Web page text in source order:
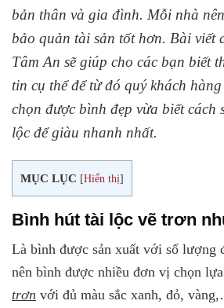
bản thân và gia đình. Mỗi nhà
bảo quản tài sản tốt hơn. Bài viết
Tâm An sẽ giúp cho các bạn biết
tin cụ thể để từ đó quý khách
chọn được bình đẹp vừa biết cách
lộc để giàu nhanh nhất.
MỤC LỤC [Hiển thị]
Bình hút tài lộc vẽ trơn
Là bình được sản xuất với số lượng
nên bình được nhiều đơn vị chọn
trơn với đủ màu sắc xanh, đỏ,